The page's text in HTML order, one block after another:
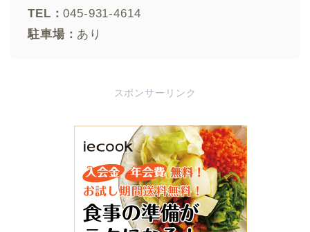
TEL：045-931-4614
駐車場： あり
スポンサーリンク